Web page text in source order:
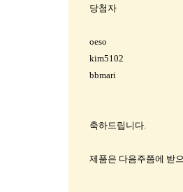
당첨자
oeso
kim5102
bbmari
축하드립니다.
제품은 다음주쯤에 받